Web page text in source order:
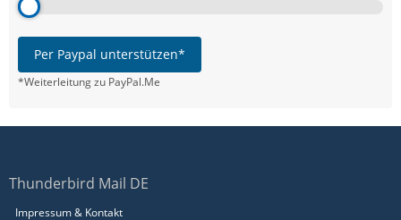
Per Paypal unterstützen*
*Weiterleitung zu PayPal.Me
Thunderbird Mail DE
Impressum & Kontakt